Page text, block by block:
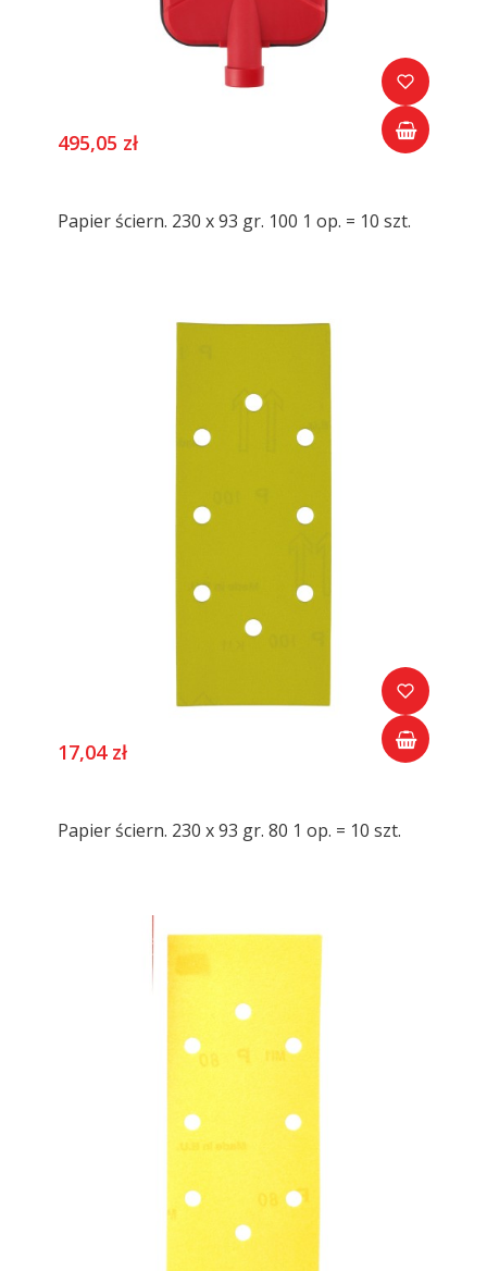
495,05 zł
Papier ściern. 230 x 93 gr. 100 1 op. = 10 szt.
17,04 zł
Papier ściern. 230 x 93 gr. 80 1 op. = 10 szt.